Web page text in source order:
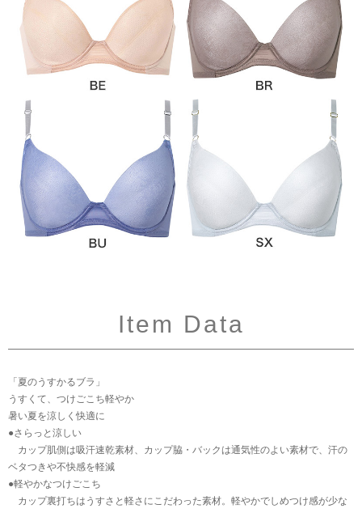
Item Data
「夏のうすかるブラ」
うすくて、つけごこち軽やか
暑い夏を涼しく快適に
●さらっと涼しい
カップ肌側は吸汗速乾素材、カップ脇・バックは通気性のよい素材で、汗の
ベタつきや不快感を軽減
●軽やかなつけごこち
カップ裏打ちはうすさと軽さにこだわった素材。軽やかでしめつけ感が少な